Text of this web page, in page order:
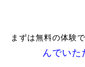
まずは無料の体験で
んでいた